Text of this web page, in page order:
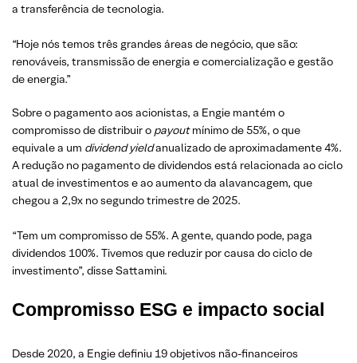
a transferência de tecnologia.
“Hoje nós temos três grandes áreas de negócio, que são:
renováveis, transmissão de energia e comercialização e gestão
de energia.”
Sobre o pagamento aos acionistas, a Engie mantém o
compromisso de distribuir o payoutmínimo de 55%, o que
equivale a um dividend yieldanualizado de aproximadamente 4%.
A redução no pagamento de dividendos está relacionada ao ciclo
atual de investimentos e ao aumento da alavancagem, que
chegou a 2,9x no segundo trimestre de 2025.
“Tem um compromisso de 55%. A gente, quando pode, paga
dividendos 100%. Tivemos que reduzir por causa do ciclo de
investimento”, disse Sattamini.
Compromisso ESG e impacto social
Desde 2020, a Engie definiu 19 objetivos não-financeiros